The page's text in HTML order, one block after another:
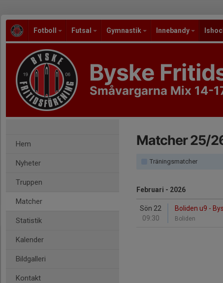
Fotboll Futsal Gymnastik Innebandy
Byske
Småvargarna Mix 14-
Hem
Nyheter
Truppen
Matcher
Statistik
Kalender
Bildgalleri
Kontakt
Matcher 25/
Träningsmatcher
Februari - 2026
Sön 22
09:30
Boliden u9 -
Boliden